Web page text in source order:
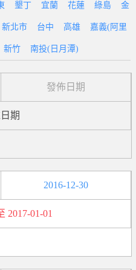
墾丁 宜蘭 花蓮 綠島 金
新北市 台中 高雄 嘉義(阿里
新竹 南投(日月潭)
發佈日期
期
2016-12-30
2017-01-01